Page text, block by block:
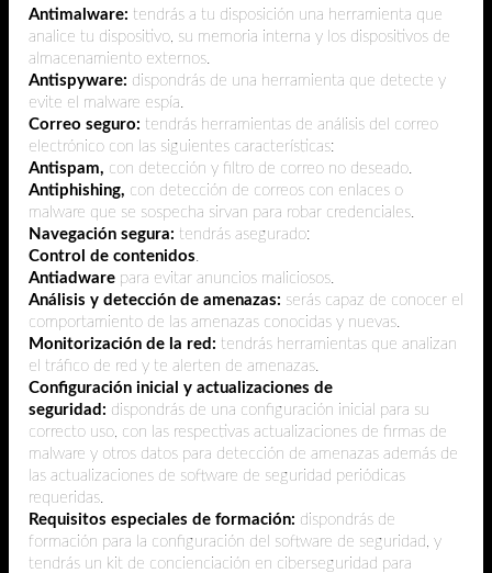
Antimalware: tendrás a tu disposición una herramienta que
analice tu dispositivo, su memoria interna y los dispositivos de
almacenamiento externos.
Antispyware: dispondrás de una herramienta que detecte y
evite el malware espía.
Correo seguro: tendrás herramientas de análisis del correo
electrónico con las siguientes características:
Antispam, con detección y filtro de correo no deseado.
Antiphishing, con detección de correos con enlaces o
malware que se sospecha sirvan para robar credenciales.
Navegación segura: tendrás asegurado:
Control de contenidos
Antiadware para evitar anuncios maliciosos.
Análisis y detección de amenazas: serás capaz de conocer el
comportamiento de las amenazas conocidas y nuevas.
Monitorización de la red: tendrás herramientas que analizan
el tráfico de red y te alerten de amenazas.
Configuración inicial y actualizaciones de
seguridad: dispondrás de una configuración inicial para su
correcto uso, con las respectivas actualizaciones de firmas de
malware y otros datos para detección de amenazas además de
las actualizaciones de software de seguridad periódicas
requeridas.
Requisitos especiales de formación: dispondrás de
formación para la configuración del software de seguridad, y
tendrás un kit de concienciación en ciberseguridad para